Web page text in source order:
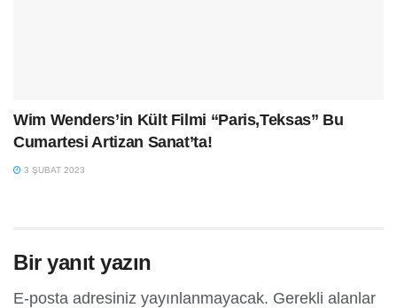
Wim Wenders’in Kült Filmi “Paris,Teksas” Bu
Cumartesi Artizan Sanat’ta!
3 ŞUBAT 2023
Bir yanıt yazın
E-posta adresiniz yayınlanmayacak. Gerekli alanlar